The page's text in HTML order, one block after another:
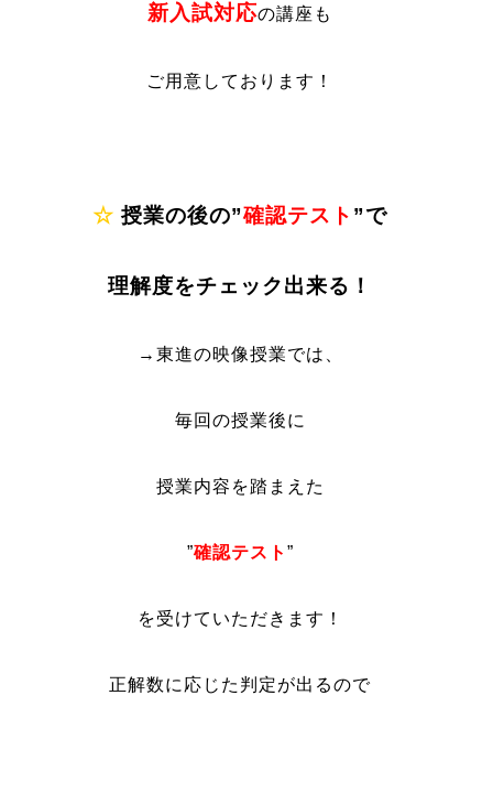
新入試対応の講座も
ご用意しております！
☆ 授業の後の”確認テスト ”で
理解度をチェック出来る！
→東進の映像授業では、
毎回の授業後に
授業内容を踏まえた
”確認テスト ”
を受けていただきます！
正解数に応じた 判定が出るので